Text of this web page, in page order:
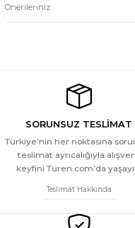
Önerileriniz
SORUNSUZ TESLİMAT
Türkiye’nin her noktasına
teslimat ayrıcalığıyla
keyfini Turen.com’da
Teslimat Hakkında